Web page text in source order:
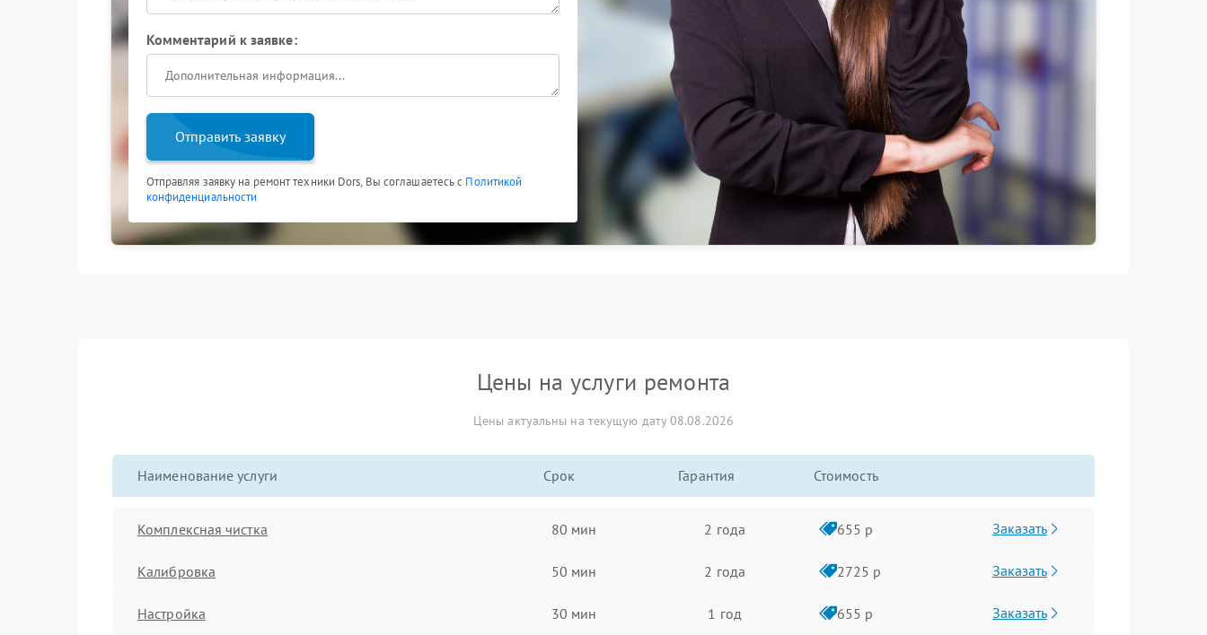
Комментарий к заявке:
Отправить заявку
Отправляя заявку на ремонт техники Dors, Вы соглашаетесь с Политикой
конфиденциальности
Цены на услуги ремонта
Цены актуальны на текущую дату 08.08.2026
Наименование услуги Срок Гарантия Стоимость
Комплексная чистка 80 мин 2 года 655 р Заказать
Калибровка 50 мин 2 года 2725 р Заказать
Настройка 30 мин 1 год 655 р Заказать